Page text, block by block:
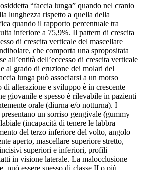
“faccia lunga” quando nel cranio
lunghezza rispetto a quella della
quando il rapporto percentuale tra
inferiore a 75,9%. Il pattern di crescita
di crescita verticale del mascellare
che comporta una spropositata
all’entità dell’eccesso di crescita verticale
al grado di eruzione dei molari del
lunga può associarsi a un morso
di alterazione e sviluppo è in crescente
giovanile e spesso è rilevabile in pazienti
orale (diurna e/o notturna). I
un sorriso gengivale (gummy
(incapacità di tenere le labbra
del terzo inferiore del volto, angolo
aperto, mascellare superiore stretto,
superiori e inferiori, profili
in visione laterale. La malocclusione
può essere spesso di classe II o più